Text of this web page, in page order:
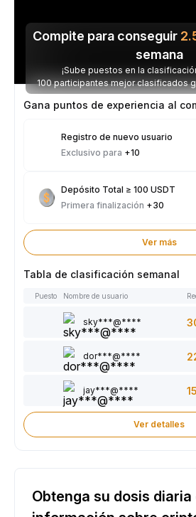
Compite para conseguir
semana
¡Sube puestos en la
100 participantes mejor clasificados
parte de los 2.500 USDT
Gana puntos de experiencia al
Registro de nuevo usuario
Exclusivo para +10
Depósito Total ≥ 100 USDT
Primera finalización +30
Ver más
Tabla de clasificación semanal
Puesto Nombre de usuario
sky***@****
dor***@****
jay***@****
Ver detalles
Obtenga su dosis diaria